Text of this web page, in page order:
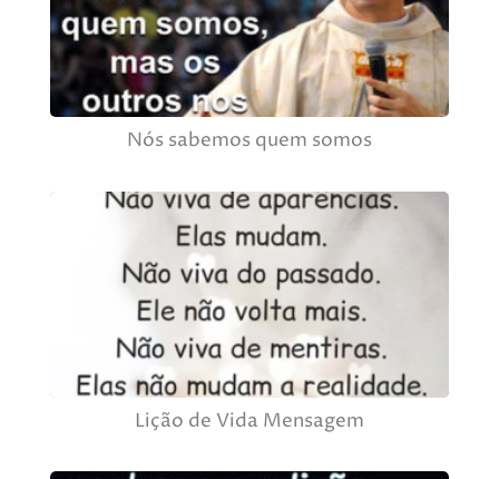
Nós sabemos quem somos
Lição de Vida Mensagem